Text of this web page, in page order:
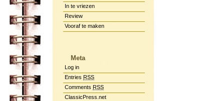
In te vriezen
Review
Vooraf te maken
Meta
Log in
Entries RSS
Comments RSS
ClassicPress.net